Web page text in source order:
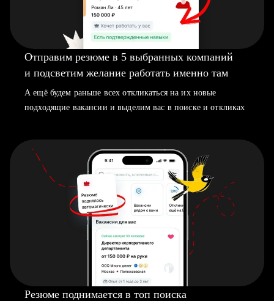
Отправим резюме в 5 выбранных компаний
и подсветим желание работать именно там
А ещё будем раньше всех откликаться на их новые
подходящие вакансии и выделим вас в поиске и откликах
Резюме поднимается в топ поиска